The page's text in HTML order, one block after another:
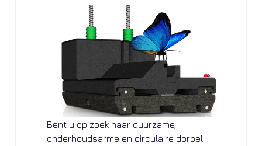
Bent u op zoek naar duurzame,
onderhoudsarme en circulaire dorpel